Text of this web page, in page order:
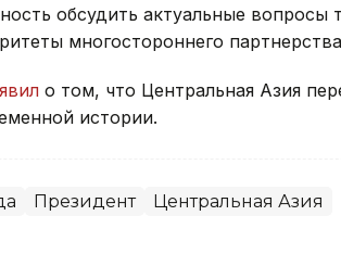
обсудить актуальные вопросы
многостороннего
о том, что Центральная Азия
истории.
Президент Центральная Азия